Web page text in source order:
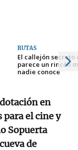
RUTAS
El callejón secreto
parece un rincón
nadie conoce
en
el cine y
Sopuerta
de